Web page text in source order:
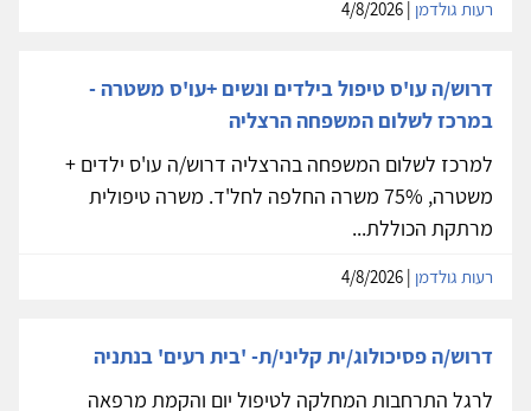
רעות גולדמן
דרוש/ה עו'ס טיפול בילדים ונשים +עו'ס משטרה -
במרכז לשלום המשפחה הרצליה
למרכז לשלום המשפחה בהרצליה דרוש/ה עו'ס ילדים +
משטרה, 75% משרה החלפה לחל'ד. משרה טיפולית
מרתקת הכוללת...
רעות גולדמן
דרוש/ה פסיכולוג/ית קליני/ת- 'בית רעים' בנתניה
לרגל התרחבות המחלקה לטיפול יום והקמת מרפאה